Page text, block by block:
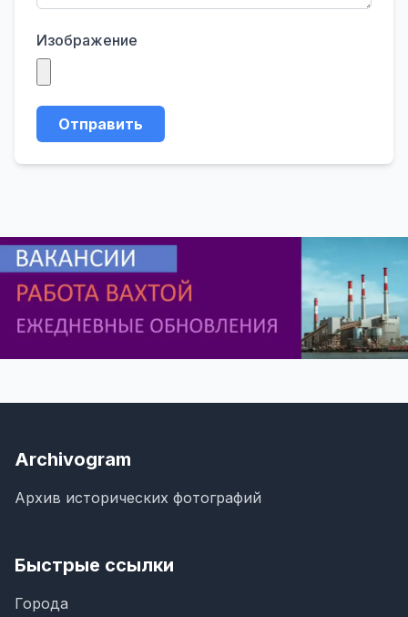
Изображение
Отправить
Archivogram
Архив исторических фотографий
Быстрые ссылки
Города